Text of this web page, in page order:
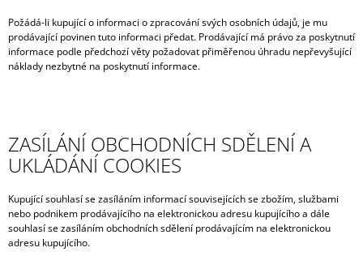
Požádá-li kupující o informaci o zpracování svých osobních údajů, je mu
prodávající povinen tuto informaci předat. Prodávající má právo za poskytnutí
informace podle předchozí věty požadovat přiměřenou úhradu nepřevyšující
náklady nezbytné na poskytnutí informace.
ZASÍLÁNÍ OBCHODNÍCH SDĚLENÍ A
UKLÁDÁNÍ COOKIES
Kupující souhlasí se zasíláním informací souvisejících se zbožím, službami
nebo podnikem prodávajícího na elektronickou adresu kupujícího a dále
souhlasí se zasíláním obchodních sdělení prodávajícím na elektronickou
adresu kupujícího.
Kč
Původně:
1
490